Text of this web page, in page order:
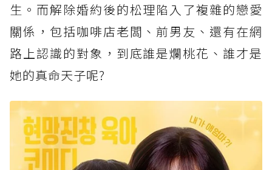
生。而解除婚約後的松理陷入了複雜的戀愛
關係，包括咖啡店老闆、前男友、還有在網
路上認識的對象，到底誰是爛桃花、誰才是
她的真命天子呢?